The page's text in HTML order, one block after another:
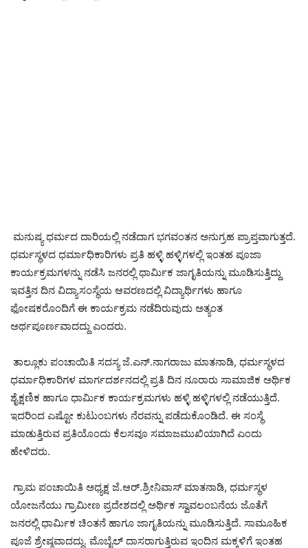
ಮನುಷ್ಯ ಧರ್ಮದ ದಾರಿಯಲ್ಲಿ ನಡೆದಾಗ ಭಗವಂತನ ಅನುಗ್ರಹ ಪ್ರಾಪ್ತವಾಗುತ್ತದೆ.
ಧರ್ಮಸ್ಥಳದ ಧರ್ಮಾಧಿಕಾರಿಗಳು ಪ್ರತಿ ಹಳ್ಳಿ ಹಳ್ಳಿಗಳಲ್ಲಿ ಇಂತಹ ಪೂಜಾ
ಕಾರ್ಯಕ್ರಮಗಳನ್ನು ನಡೆಸಿ ಜನರಲ್ಲಿ ಧಾರ್ಮಿಕ ಜಾಗೃತಿಯನ್ನು ಮೂಡಿಸುತ್ತಿದ್ದು
ಇವತ್ತಿನ ದಿನ ವಿದ್ಯಾಸಂಸ್ಥೆಯ ಆವರಣದಲ್ಲಿ ವಿದ್ಯಾರ್ಥಿಗಳು ಹಾಗೂ
ಫೋಷಕರೊಂದಿಗೆ ಈ ಕಾರ್ಯಕ್ರಮ ನಡೆದಿರುವುದು ಅತ್ಯಂತ
ಅರ್ಥಪೂರ್ಣವಾದದ್ದು ಎಂದರು.
ತಾಲ್ಲೂಕು ಪಂಚಾಯಿತಿ ಸದಸ್ಯ ಜೆ.ಎನ್.ನಾಗರಾಜು ಮಾತನಾಡಿ, ಧರ್ಮಸ್ಥಳದ
ಧರ್ಮಾಧಿಕಾರಿಗಳ ಮಾರ್ಗದರ್ಶನದಲ್ಲಿ ಪ್ರತಿ ದಿನ ನೂರಾರು ಸಾಮಾಜಿಕ ಅರ್ಥಿಕ
ಶೈಕ್ಷಣಿಕ ಹಾಗೂ ಧಾರ್ಮಿಕ ಕಾರ್ಯಕ್ರಮಗಳು ಹಳ್ಳಿ ಹಳ್ಳಿಗಳಲ್ಲಿ ನಡೆಯುತ್ತಿದೆ.
ಇದರಿಂದ ಎಷ್ಟೋ ಕುಟುಂಬಗಳು ನೆರವನ್ನು ಪಡೆದುಕೊಂಡಿದೆ. ಈ ಸಂಸ್ಥೆ
ಮಾಡುತ್ತಿರುವ ಪ್ರತಿಯೊಂದು ಕೆಲಸವೂ ಸಮಾಜಮುಖಿಯಾಗಿದೆ ಎಂದು
ಹೇಳಿದರು.
ಗ್ರಾಮ ಪಂಚಾಯಿತಿ ಅಧ್ಯಕ್ಷ ಜೆ.ಆರ್.ಶ್ರೀನಿವಾಸ್ ಮಾತನಾಡಿ, ಧರ್ಮಸ್ಥಳ
ಯೋಜನೆಯು ಗ್ರಾಮೀಣ ಪ್ರದೇಶದಲ್ಲಿ ಅರ್ಥಿಕ ಸ್ವಾವಲಂಬನೆಯ ಜೊತೆಗೆ
ಜನರಲ್ಲಿ ಧಾರ್ಮಿಕ ಚಿಂತನೆ ಹಾಗೂ ಜಾಗೃತಿಯನ್ನು ಮೂಡಿಸುತ್ತಿದೆ. ಸಾಮೂಹಿಕ
ಪೂಜೆ ಶ್ರೇಷ್ಠವಾದದ್ದು. ಮೊಬೈಲ್ ದಾಸರಾಗುತ್ತಿರುವ ಇಂದಿನ ಮಕ್ಕಳಿಗೆ ಇಂತಹ